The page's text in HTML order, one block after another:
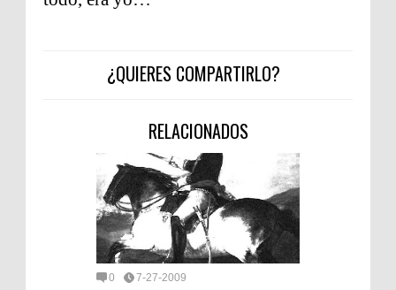
¿QUIERES COMPARTIRLO?
RELACIONADOS
0 7-27-2009